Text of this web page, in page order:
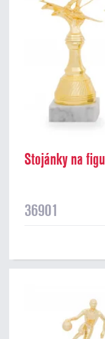
Stojánky na
36901